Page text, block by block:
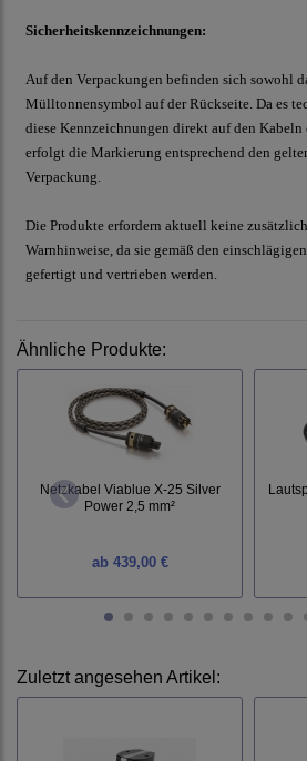
Sicherheitskennzeichnungen:
Auf den Verpackungen befinden sich sowohl
Mülltonnensymbol auf der Rückseite. Da es
diese Kennzeichnungen direkt auf den
erfolgt die Markierung entsprechend den
Verpackung.
Die Produkte erfordern aktuell keine
Warnhinweise, da sie gemäß den
gefertigt und vertrieben werden.
Ähnliche Produkte:
Netzkabel Viablue X-25 Silver
Power 2,5 mm²
ab439,00 €
Zuletzt angesehen Artikel: